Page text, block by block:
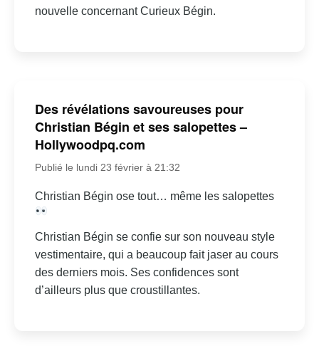
nouvelle concernant Curieux Bégin.
Des révélations savoureuses pour
Christian Bégin et ses salopettes –
Hollywoodpq.com
Publié le lundi 23 février à 21:32
Christian Bégin ose tout… même les salopettes
Christian Bégin se confie sur son nouveau style
vestimentaire, qui a beaucoup fait jaser au cours
des derniers mois. Ses confidences sont
d’ailleurs plus que croustillantes.